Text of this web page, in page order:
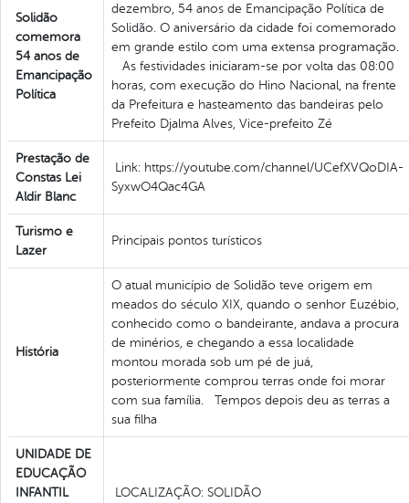
Solidão
comemora
54 anos de
Emancipação
Política
dezembro, 54 anos de Emancipação Política de
Solidão. O aniversário da cidade foi comemorado
em grande estilo com uma extensa programação.
As festividades iniciaram-se por volta das 08:00
horas, com execução do Hino Nacional, na frente
da Prefeitura e hasteamento das bandeiras pelo
Prefeito Djalma Alves, Vice-prefeito Zé
Prestação de
Constas Lei
Aldir Blanc
Link: https://youtube.com/channel/UCefXVQoDIA-
SyxwO4Qac4GA
Turismo e
Lazer
Principais pontos turísticos
História
O atual município de Solidão teve origem em
meados do século XIX, quando o senhor Euzébio,
conhecido como o bandeirante, andava a procura
de minérios, e chegando a essa localidade
montou morada sob um pé de juá,
posteriormente comprou terras onde foi morar
com sua família. Tempos depois deu as terras a
sua filha
UNIDADE DE
EDUCAÇÃO
INFANTIL
LOCALIZAÇÃO: SOLIDÃO